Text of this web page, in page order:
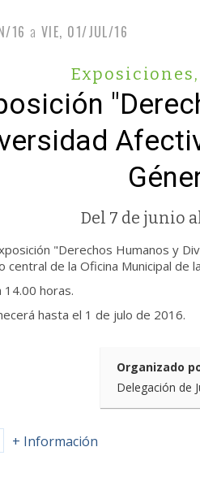
16 a VIE, 01/JUL/16
Exposiciones,
Del 7 de junio
"Derechos Humanos y
central de la Oficina Municipal de
horas.
hasta el 1 de julo de 2016.
Organizado
Delegación de
+ Información